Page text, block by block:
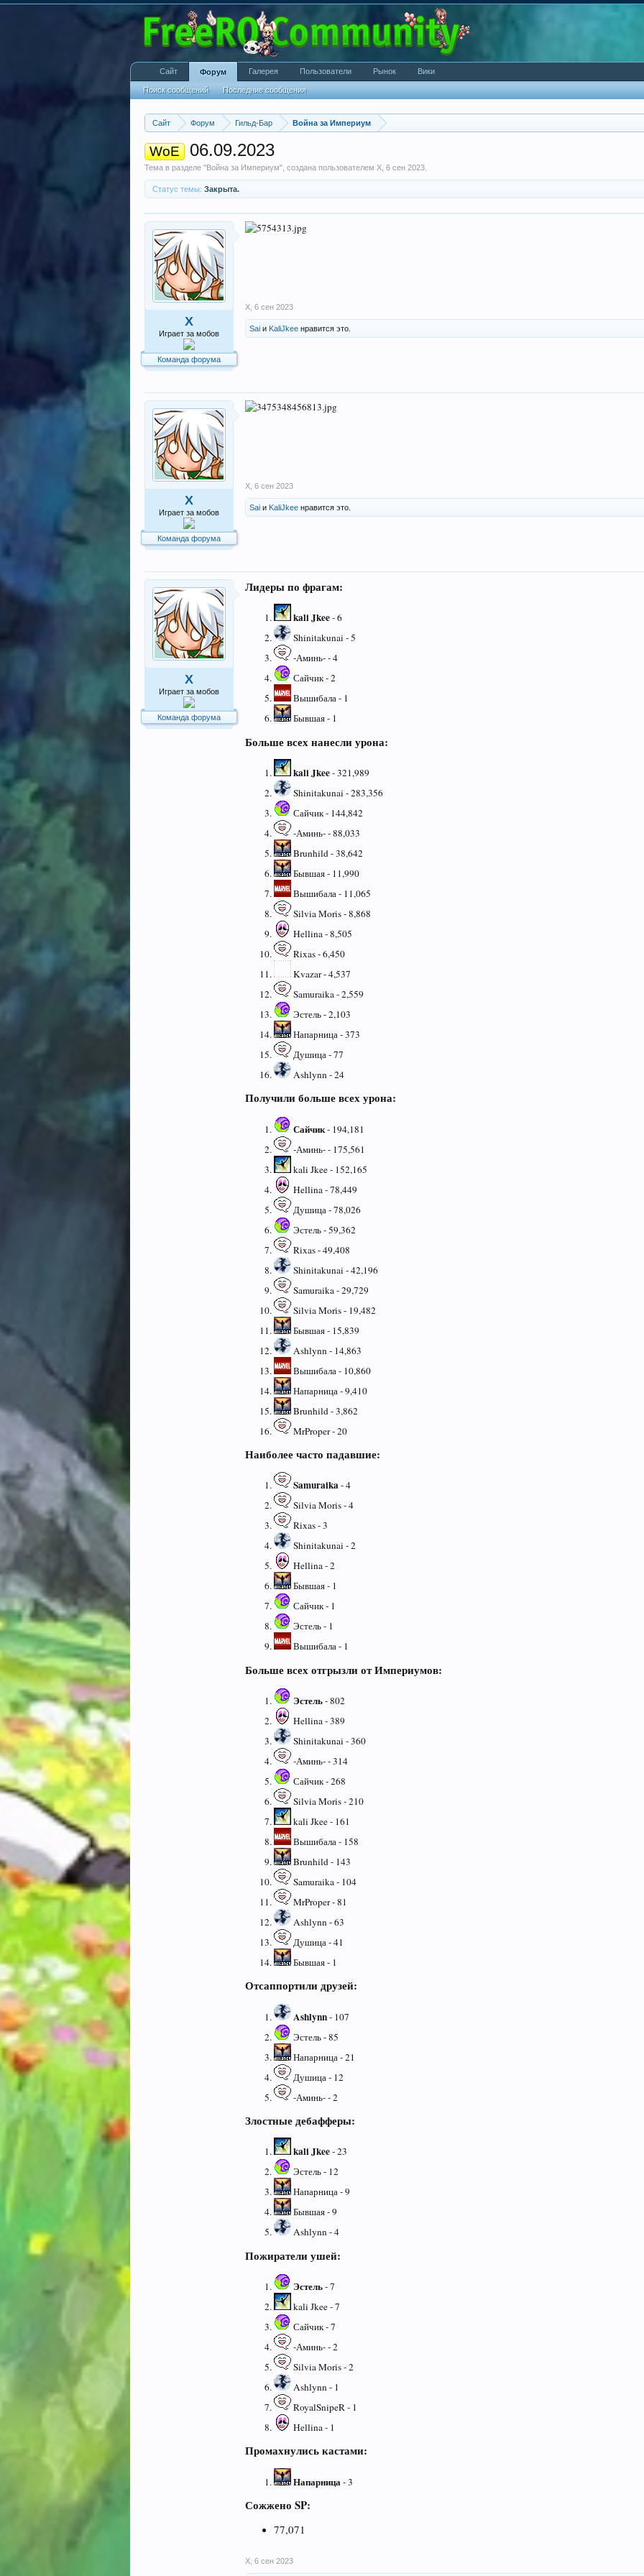
Сайт Форум Гильд-Бар Война за Империум
WoE 06.09.2023
Тема в разделе "Война за Империум", создана пользователем X 6 сен 2023
Статус темы: Закрыта.
X
Играет за мобов
Команда форума
X 6 сен 2023
Sai и KaliJkee нравится это.
X
Играет за мобов
Команда форума
X 6 сен 2023
Sai и KaliJkee нравится это.
X
Играет за мобов
Команда форума
Лидеры по фрагам:
kali Jkee- 6
Shinitakunai - 5
-Аминь- - 4
Сайчик - 2
Вышибала - 1
Бывшая - 1
Больше всех нанесли урона:
kali Jkee- 321,989
Shinitakunai - 283,356
Сайчик - 144,842
-Аминь- - 88,033
Brunhild - 38,642
Бывшая - 11,990
Вышибала - 11,065
Silvia Moris - 8,868
Hellina - 8,505
Rixas - 6,450
Kvazar - 4,537
Samuraika - 2,559
Эстель - 2,103
Напарница - 373
Душица - 77
Ashlynn - 24
Получили больше всех урона:
Сайчик- 194,181
-Аминь- - 175,561
kali Jkee - 152,165
Hellina - 78,449
Душица - 78,026
Эстель - 59,362
Rixas - 49,408
Shinitakunai - 42,196
Samuraika - 29,729
Silvia Moris - 19,482
Бывшая - 15,839
Ashlynn - 14,863
Вышибала - 10,860
Напарница - 9,410
Brunhild - 3,862
MrProper - 20
Наиболее часто падавшие:
Samuraika- 4
Silvia Moris - 4
Rixas - 3
Shinitakunai - 2
Hellina - 2
Бывшая - 1
Сайчик - 1
Эстель - 1
Вышибала - 1
Больше всех отгрызли от Империумов:
Эстель- 802
Hellina - 389
Shinitakunai - 360
-Аминь- - 314
Сайчик - 268
Silvia Moris - 210
kali Jkee - 161
Вышибала - 158
Brunhild - 143
Samuraika - 104
MrProper - 81
Ashlynn - 63
Душица - 41
Бывшая - 1
Отсаппортили друзей:
Ashlynn- 107
Эстель - 85
Напарница - 21
Душица - 12
-Аминь- - 2
Злостные дебафферы:
kali Jkee- 23
Эстель - 12
Напарница - 9
Бывшая - 9
Ashlynn - 4
Пожиратели ушей:
Эстель- 7
kali Jkee - 7
Сайчик - 7
-Аминь- - 2
Silvia Moris - 2
Ashlynn - 1
RoyalSnipeR - 1
Hellina - 1
Промахнулись кастами:
Напарница- 3
Сожжено SP:
77,071
X 6 сен 2023
Сайт Форум
Поиск сообщений Последние сообщения
Галерея Пользователи Рынок Вики